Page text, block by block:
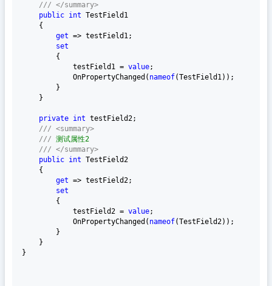
/// </summary>
public int TestField1
get => testField1;
set
            testField1 =
value;
            OnPropertyChanged(
nameof(TestField1));
private int testField2;
/// <summary>
/// 测试属性2
/// </summary>
public int TestField2
get => testField2;
set
            testField2 =
value;
            OnPropertyChanged(
nameof(TestField2));
}